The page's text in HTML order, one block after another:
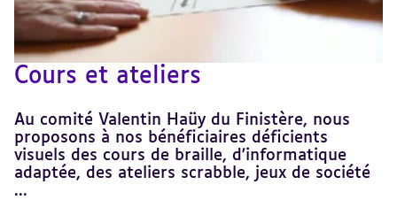
Cours et ateliers
Au comité Valentin Haüy du Finistère, nous
proposons à nos bénéficiaires déficients
visuels des cours de braille, d'informatique
adaptée, des ateliers scrabble, jeux de société
...